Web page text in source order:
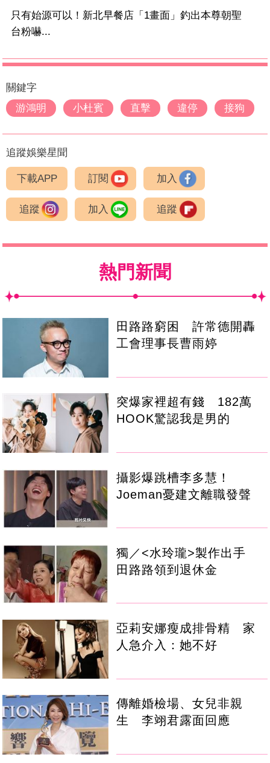
只有始源可以！新北早餐店「1畫面」釣出本尊朝聖
台粉嚇...
關鍵字
游鴻明
小杜賓 直擊 違停 接狗
追蹤娛樂星聞
下載APP 訂閱 加入
追蹤 加入 追蹤
熱門新聞
田路路窮困 許常德開轟
工會理事長曹雨婷
突爆家裡超有錢 182萬
HOOK驚認我是男的
攝影爆跳槽李多慧！
Joeman憂建文離職發聲
獨／<水玲瓏>製作出手
田路路領到退休金
亞莉安娜瘦成排骨精 家
人急介入：她不好
傳離婚檢場、女兒非親
生 李翊君露面回應